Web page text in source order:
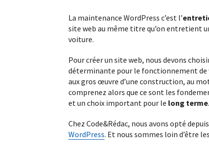
La maintenance WordPress c’est l’
site web au même titre qu’on entretient
voiture.
Pour créer un site web, nous devons
déterminante pour le fonctionnement de
aux gros œuvre d’une construction, au
comprenez alors que ce sont les
et un choix important pour le long terme.
Chez Code&Rédac, nous avons opté
WordPress. Et nous sommes loin d’être